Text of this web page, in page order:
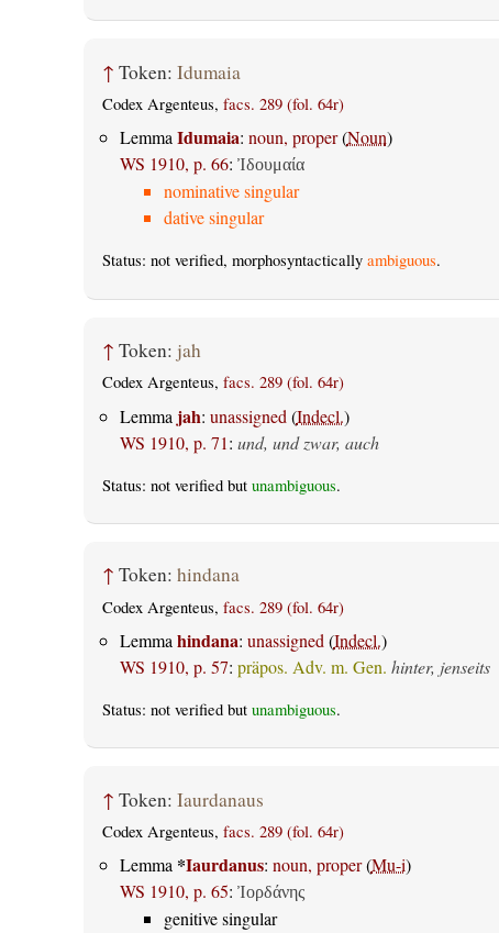
↑ Token: Idumaia
Codex Argenteus, facs. 289 (fol. 64r)
LemmaIdumaia: noun, proper(Noun)
WS 1910, p. 66: Ἰδουμαία
nominative singular
dative singular
Status: not verified, morphosyntactically ambiguous.
↑ Token: jah
Codex Argenteus, facs. 289 (fol. 64r)
Lemma jah: unassigned (Indecl.)
WS 1910, p. 71: und, und zwar, auch
Status: not verified but unambiguous.
↑ Token: hindana
Codex Argenteus, facs. 289 (fol. 64r)
Lemma hindana: unassigned (Indecl.)
WS 1910, p. 57: präpos. Adv. m. Gen. hinter, jenseits
Status: not verified but unambiguous.
↑ Token: Iaurdanaus
Codex Argenteus, facs. 289 (fol. 64r)
Lemma *Iaurdanus: noun, proper(Mu-i)
WS 1910, p. 65: Ἰορδάνης
genitive singular